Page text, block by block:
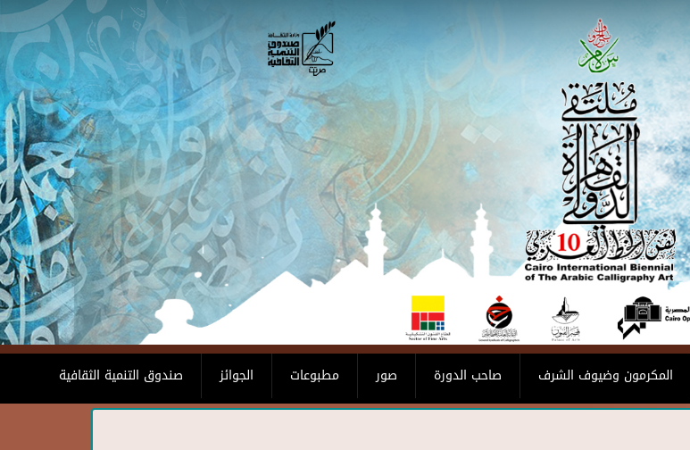
صندوق التنمية الثقافية الجوائز مطبوعات صور صاحب الدورة المكرمون وضيوف الشرف